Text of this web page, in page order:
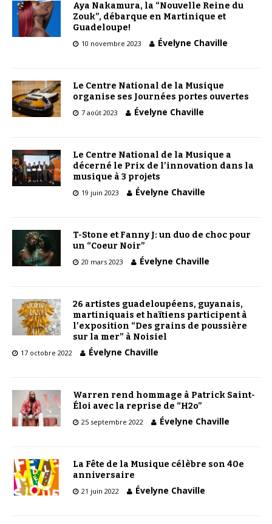
Aya Nakamura, la “Nouvelle Reine du
Zouk”, débarque en Martinique et
Guadeloupe!
10 novembre 2023 Évelyne Chaville
Le Centre National de la Musique
organise ses Journées portes ouvertes
7 août 2023 Évelyne Chaville
Le Centre National de la Musique a
décerné le Prix de l’innovation dans la
musique à 3 projets
19 juin 2023 Évelyne Chaville
T-Stone et Fanny J: un duo de choc pour
un “Coeur Noir”
20 mars 2023 Évelyne Chaville
26 artistes guadeloupéens, guyanais,
martiniquais et haïtiens participent à
l’exposition “Des grains de poussière
sur la mer” à Noisiel
17 octobre 2022 Évelyne Chaville
Warren rend hommage à Patrick Saint-
Éloi avec la reprise de “H2o”
25 septembre 2022 Évelyne Chaville
La Fête de la Musique célèbre son 40e
anniversaire
21 juin 2022 Évelyne Chaville